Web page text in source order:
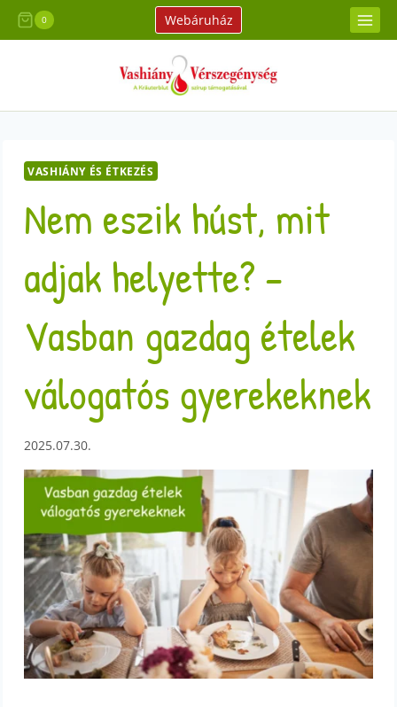
Skip
to
0 Webáruház
VASHIÁNY ÉS ÉTKEZÉS
Nem eszik húst, mit
adjak helyette? –
Vasban gazdag ételek
válogatós gyerekeknek
2025.07.30.